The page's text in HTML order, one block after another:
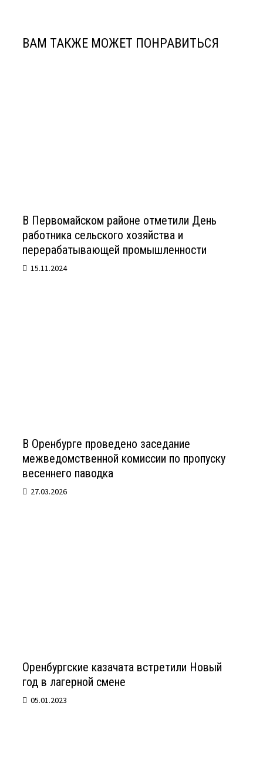
ВАМ ТАКЖЕ МОЖЕТ ПОНРАВИТЬСЯ
В Первомайском районе отметили День
работника сельского хозяйства и
перерабатывающей промышленности
15.11.2024
В Оренбурге проведено заседание
межведомственной комиссии по пропуску
весеннего паводка
27.03.2026
Оренбургские казачата встретили Новый
год в лагерной смене
05.01.2023